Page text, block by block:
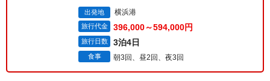
出発地 横浜港
旅行代金 396,000～594,000円
旅行日数 3泊4日
食事 朝3回、昼2回、夜3回